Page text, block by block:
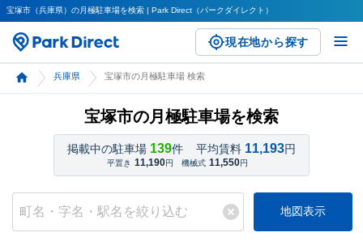
宝塚市（兵庫県）の月極駐車場を検索 | Park Direct（パークダイレクト）
現在地から探す
兵庫県 宝塚市の月極駐車場 検索
宝塚市の月極駐車場を検索
掲載中の駐車場 139件 平均賃料 11,193円
平置き 11,190円 機械式 11,550円
地図表示